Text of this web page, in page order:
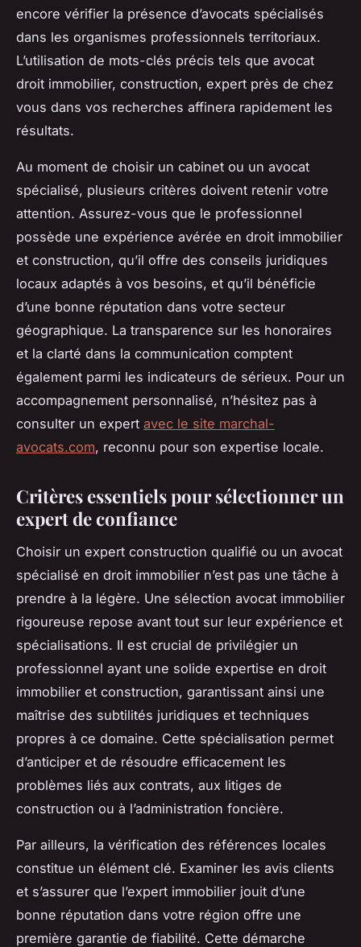
encore vérifier la présence d’avocats spécialisés
dans les organismes professionnels territoriaux.
L’utilisation de mots-clés précis tels que avocat
droit immobilier, construction, expert près de chez
vous dans vos recherches affinera rapidement les
résultats.
Au moment de choisir un cabinet ou un avocat
spécialisé, plusieurs critères doivent retenir votre
attention. Assurez-vous que le professionnel
possède une expérience avérée en droit immobilier
et construction, qu’il offre des conseils juridiques
locaux adaptés à vos besoins, et qu’il bénéficie
d’une bonne réputation dans votre secteur
géographique. La transparence sur les honoraires
et la clarté dans la communication comptent
également parmi les indicateurs de sérieux. Pour un
accompagnement personnalisé, n’hésitez pas à
consulter un expert avec le site marchal-
avocats.com, reconnu pour son expertise locale.
Critères essentiels pour sélectionner un
expert de confiance
Choisir un expert construction qualifié ou un avocat
spécialisé en droit immobilier n’est pas une tâche à
prendre à la légère. Une sélection avocat immobilier
rigoureuse repose avant tout sur leur expérience et
spécialisations. Il est crucial de privilégier un
professionnel ayant une solide expertise en droit
immobilier et construction, garantissant ainsi une
maîtrise des subtilités juridiques et techniques
propres à ce domaine. Cette spécialisation permet
d’anticiper et de résoudre efficacement les
problèmes liés aux contrats, aux litiges de
construction ou à l’administration foncière.
Par ailleurs, la vérification des références locales
constitue un élément clé. Examiner les avis clients
et s’assurer que l’expert immobilier jouit d’une
bonne réputation dans votre région offre une
première garantie de fiabilité. Cette démarche